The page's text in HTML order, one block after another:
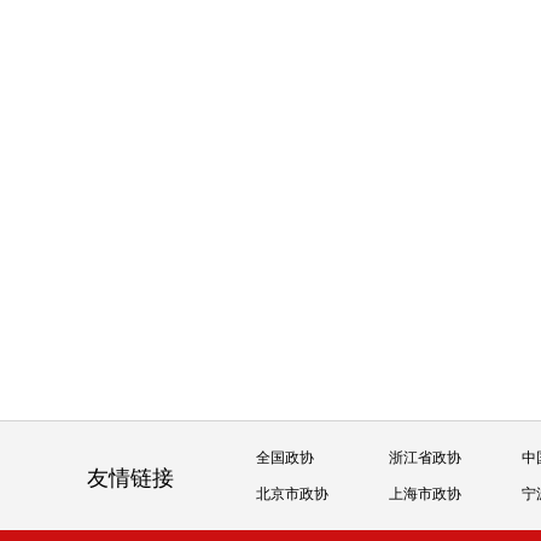
友情链接
全国政协 浙江省政协 中
北京市政协 上海市政协 宁